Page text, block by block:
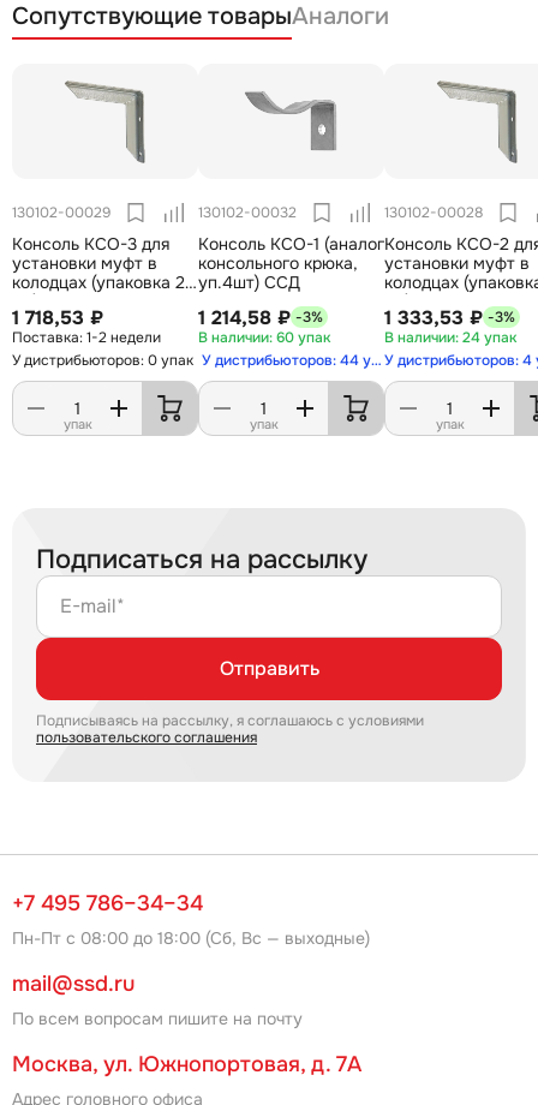
Сопутствующие товарыАналоги
130102-00029
Консоль КСО-3 для
установки муфт в
колодцах (упаковка 2
шт) ССД
1 718,53 ₽
1-2 недели
У дистрибьюторов: 0 упак
упак
130102-00032
Консоль КСО-1 (аналог
консольного крюка,
уп.4шт) ССД
1 214,58 ₽ -3%
60 упак
У дистрибьюторов: 44 упак
упак
130102-00028
Консоль КСО-2
установки муфт в
колодцах
шт) ССД
1 333,53 ₽ -3%
24 упак
У дистрибьюторов: 4
упак
Подписаться на рассылку
E-mail*
Отправить
Подписываясь на рассылку, я соглашаюсь с условиями
пользовательского соглашения
+7 495 786–34–34
Пн-Пт с 08:00 до 18:00 (Сб, Вс — выходные)
mail@ssd.ru
По всем вопросам пишите на почту
Москва, ул. Южнопортовая, д. 7А
Адрес головного офиса